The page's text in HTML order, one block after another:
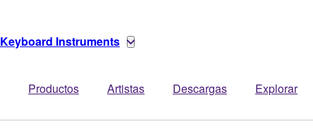
Keyboard Instruments
Productos Artistas Descargas Explorar